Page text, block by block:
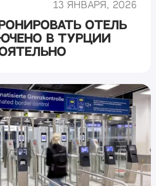
13 января, 2026
отель
в Турции